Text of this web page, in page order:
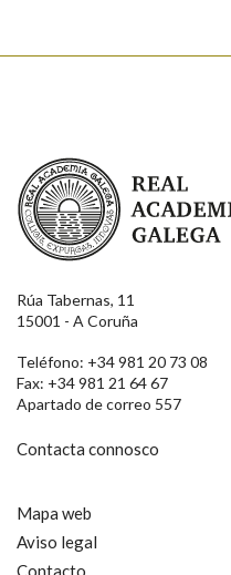
Real Academia Galega
Rúa Tabernas, 11
15001 - A Coruña
Teléfono: +34 981 20 73 08
Fax: +34 981 21 64 67
Apartado de correo 557
Contacta connosco
Mapa web
Aviso legal
Contacto